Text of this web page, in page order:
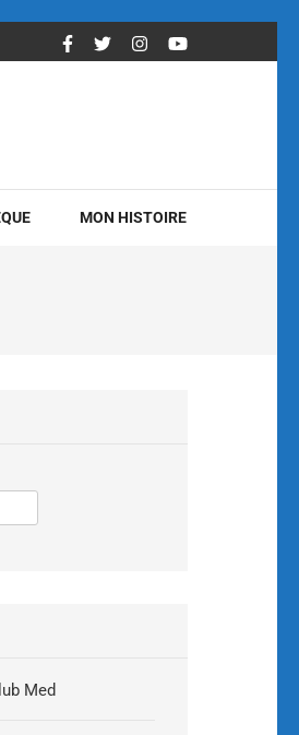
MON HISTOIRE
Med